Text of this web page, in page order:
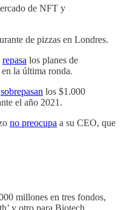
de NFT y
de pizzas en Londres.
repasa los planes de
la última ronda.
sobrepasan los $1.000
el año 2021.
no preocupa a su CEO, que
millones en tres fondos,
y otro para Biotech.